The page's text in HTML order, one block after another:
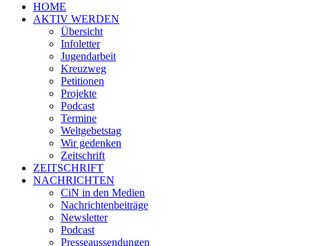
HOME
AKTIV WERDEN
Übersicht
Infoletter
Jugendarbeit
Kreuzweg
Petitionen
Projekte
Podcast
Termine
Weltgebetstag
Wir gedenken
Zeitschrift
ZEITSCHRIFT
NACHRICHTEN
CiN in den Medien
Nachrichtenbeiträge
Newsletter
Podcast
Presseaussendungen